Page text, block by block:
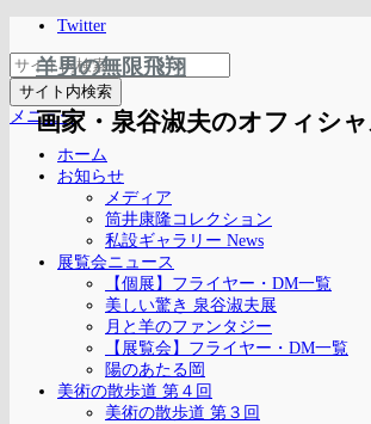
羊男の無限飛翔
画家・泉谷淑夫のオフィシ
Twitter
メニュー
ホーム
お知らせ
メディア
筒井康隆コレクション
私設ギャラリー News
展覧会ニュース
【個展】フライヤー・DM一覧
美しい驚き 泉谷淑夫展
月と羊のファンタジー
【展覧会】フライヤー・DM一覧
陽のあたる岡
美術の散歩道 第４回
美術の散歩道 第３回